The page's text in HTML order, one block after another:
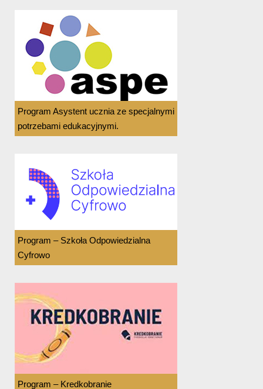
Program Asystent ucznia ze specjalnymi
potrzebami edukacyjnymi.
Program – Szkoła Odpowiedzialna
Cyfrowo
Program – Kredkobranie